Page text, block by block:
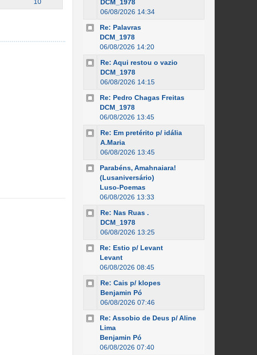
DCM_1978
06/08/2026 14:34
Re: Palavras
DCM_1978
06/08/2026 14:20
Re: Aqui restou o vazio
DCM_1978
06/08/2026 14:15
Re: Pedro Chagas Freitas
DCM_1978
06/08/2026 13:45
Re: Em pretérito p/ idália
A.Maria
06/08/2026 13:45
Parabéns, Amahnaiara!
(Lusaniversário)
Luso-Poemas
06/08/2026 13:33
Re: Nas Ruas .
DCM_1978
06/08/2026 13:25
Re: Estio p/ Levant
Levant
06/08/2026 08:45
Re: Cais p/ klopes
Benjamin Pó
06/08/2026 07:46
Re: Assobio de Deus p/ Aline
Lima
Benjamin Pó
06/08/2026 07:40